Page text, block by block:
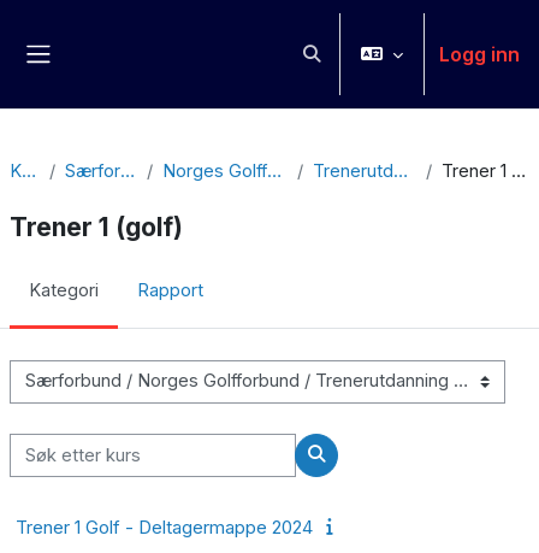
Veksle inndata for søkLogg inn
Kurs Særforbund Norges Golfforbund Trenerutdanning Trener 1 (golf)
Trener 1 (golf)
Kategori Rapport
Kurskategorier
Søk etter kurs
Søk etter kurs
Trener 1 Golf - Deltagermappe 2024